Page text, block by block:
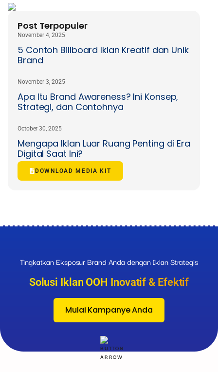
Post Terpopuler
5 Contoh Billboard Iklan Kreatif dan Unik
Brand
November 4, 2025
Apa Itu Brand Awareness? Ini Konsep,
Strategi, dan Contohnya
November 3, 2025
Mengapa Iklan Luar Ruang Penting di Era
Digital Saat Ini?
October 30, 2025
DOWNLOAD MEDIA KIT
Tingkatkan Eksposur Brand Anda dengan Iklan Strategis
Solusi Iklan OOH Inovatif & Efektif
Mulai Kampanye Anda